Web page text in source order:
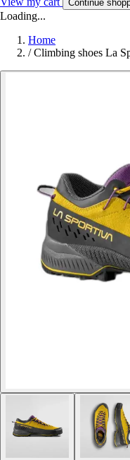
Continue
Loading...
Home
/ Climbing shoes La